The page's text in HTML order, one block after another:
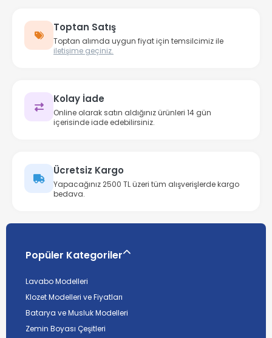
Toptan Satış
Toptan alımda uygun fiyat için temsilcimiz ile
iletişime geçiniz.
Kolay İade
Online olarak satın aldığınız ürünleri 14 gün
içerisinde iade edebilirsiniz.
Ücretsiz Kargo
Yapacağınız 2500 TL üzeri tüm alışverişlerde kargo
bedava.
Popüler Kategoriler
Lavabo Modelleri
Klozet Modelleri ve Fiyatları
Batarya ve Musluk Modelleri
Zemin Boyası Çeşitleri